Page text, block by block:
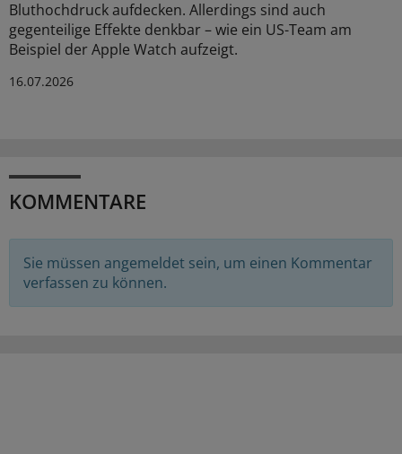
Bluthochdruck aufdecken. Allerdings sind auch
gegenteilige Effekte denkbar – wie ein US-Team am
Beispiel der Apple Watch aufzeigt.
16.07.2026
KOMMENTARE
Sie müssen angemeldet sein, um einen Kommentar
verfassen zu können.